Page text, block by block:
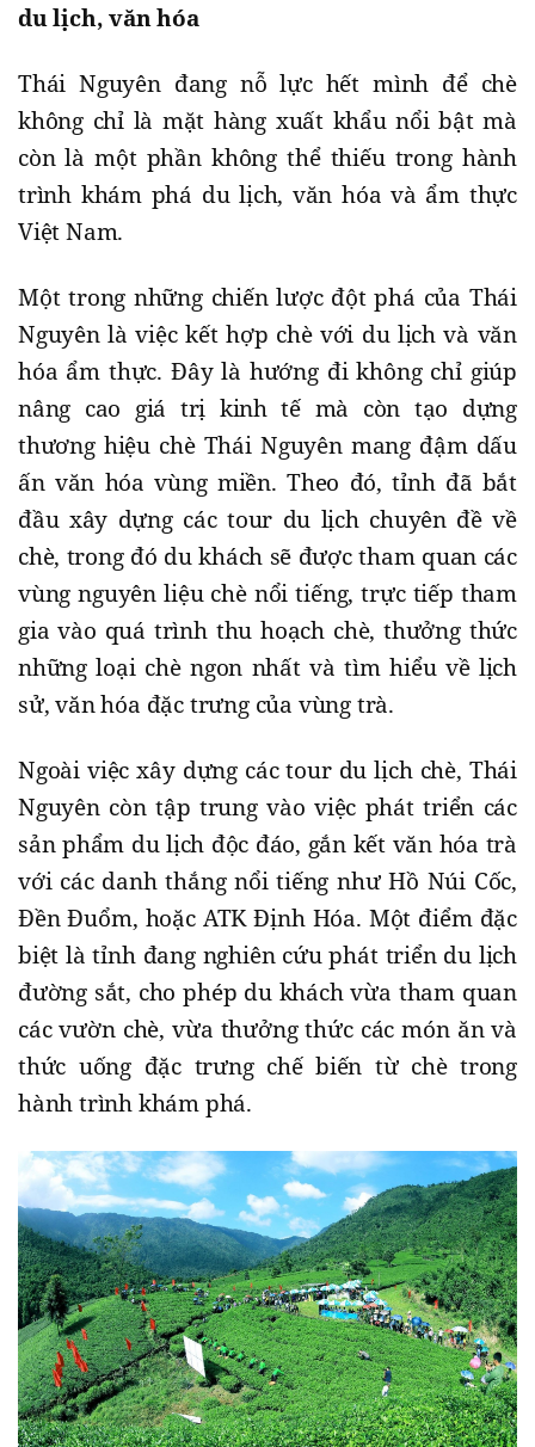
du lịch, văn hóa
Thái Nguyên đang nỗ lực hết mình để chè
không chỉ là mặt hàng xuất khẩu nổi bật mà
còn là một phần không thể thiếu trong hành
trình khám phá du lịch, văn hóa và ẩm thực
Việt Nam.
Một trong những chiến lược đột phá của Thái
Nguyên là việc kết hợp chè với du lịch và văn
hóa ẩm thực. Đây là hướng đi không chỉ giúp
nâng cao giá trị kinh tế mà còn tạo dựng
thương hiệu chè Thái Nguyên mang đậm dấu
ấn văn hóa vùng miền. Theo đó, tỉnh đã bắt
đầu xây dựng các tour du lịch chuyên đề về
chè, trong đó du khách sẽ được tham quan các
vùng nguyên liệu chè nổi tiếng, trực tiếp tham
gia vào quá trình thu hoạch chè, thưởng thức
những loại chè ngon nhất và tìm hiểu về lịch
sử, văn hóa đặc trưng của vùng trà.
Ngoài việc xây dựng các tour du lịch chè, Thái
Nguyên còn tập trung vào việc phát triển các
sản phẩm du lịch độc đáo, gắn kết văn hóa trà
với các danh thắng nổi tiếng như Hồ Núi Cốc,
Đền Đuổm, hoặc ATK Định Hóa. Một điểm đặc
biệt là tỉnh đang nghiên cứu phát triển du lịch
đường sắt, cho phép du khách vừa tham quan
các vườn chè, vừa thưởng thức các món ăn và
thức uống đặc trưng chế biến từ chè trong
hành trình khám phá.